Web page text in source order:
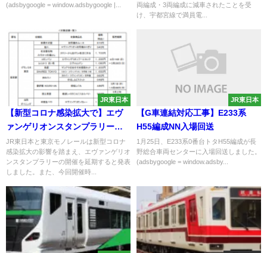
(adsbygoogle = window.adsbygoogle |...
両編成・3両編成に減車されたことを受
け、宇都宮線で満員電...
JR東日本
【新型コロナ感染拡大で】エヴ
ァンゲリオンスタンプラリー開
催延期へ
JR東日本と東京モノレールは新型コロナ
感染拡大の影響を踏まえ、エヴァンゲリオ
ンスタンプラリーの開催を延期すると発表
しました。また、今回開催時...
JR東日本
【G車連結対応工事】E233系
H55編成NN入場回送
1月25日、E233系0番台トタH55編成が長
野総合車両センターに入場回送しました。
(adsbygoogle = window.adsby...